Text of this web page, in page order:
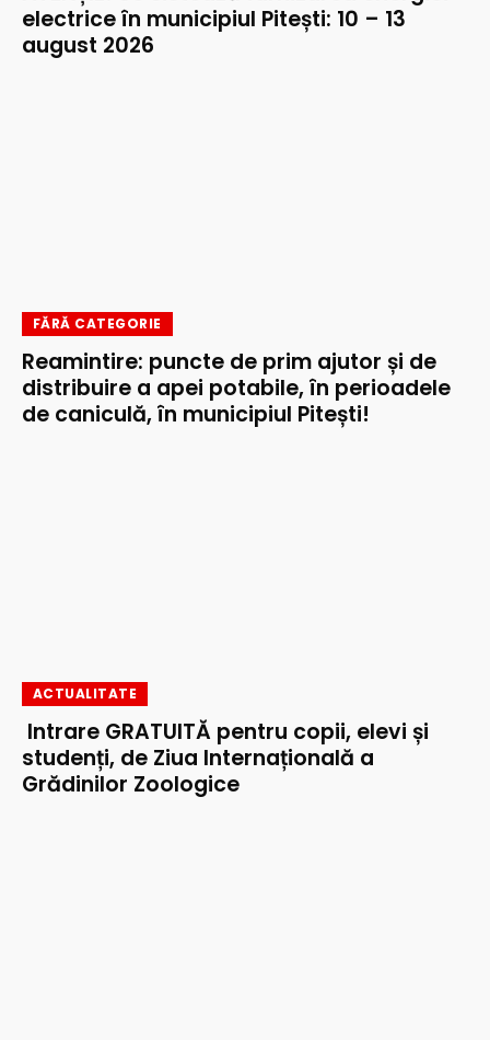
electrice în municipiul Pitești: 10 – 13
august 2026
FĂRĂ CATEGORIE
Reamintire: puncte de prim ajutor și de
distribuire a apei potabile, în perioadele
de caniculă, în municipiul Pitești!
ACTUALITATE
Intrare GRATUITĂ pentru copii, elevi și
studenți, de Ziua Internațională a
Grădinilor Zoologice